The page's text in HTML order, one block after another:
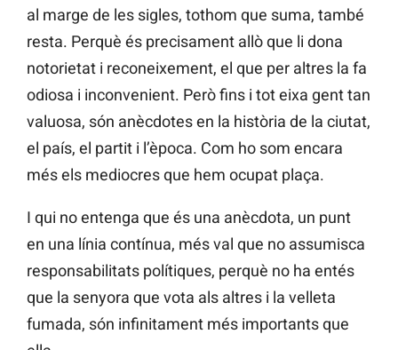
al marge de les sigles, tothom que suma, també
resta. Perquè és precisament allò que li dona
notorietat i reconeixement, el que per altres la fa
odiosa i inconvenient. Però fins i tot eixa gent tan
valuosa, són anècdotes en la història de la ciutat,
el país, el partit i l’època. Com ho som encara
més els mediocres que hem ocupat plaça.
I qui no entenga que és una anècdota, un punt
en una línia contínua, més val que no assumisca
responsabilitats polítiques, perquè no ha entés
que la senyora que vota als altres i la velleta
fumada, són infinitament més importants que